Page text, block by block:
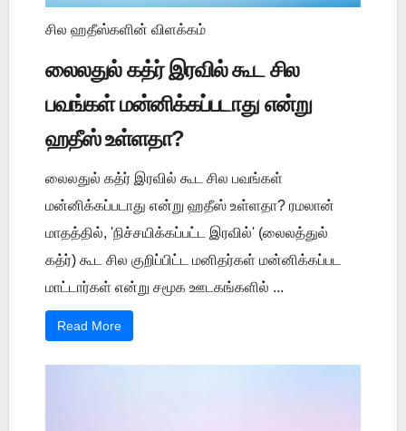
சில ஹதீஸ்களின் விளக்கம்
லைலதுல் கத்ர் இரவில் கூட சில
பவங்கள் மன்னிக்கப்படாது என்று
ஹதீஸ் உள்ளதா?
லைலதுல் கத்ர் இரவில் கூட சில பவங்கள்
மன்னிக்கப்படாது என்று ஹதீஸ் உள்ளதா? ரமலான்
மாதத்தில், 'நிச்சயிக்கப்பட்ட இரவில்' (லைலத்துல்
கத்ர்) கூட சில குறிப்பிட்ட மனிதர்கள் மன்னிக்கப்பட
மாட்டார்கள் என்று சமூக ஊடகங்களில் ...
Read More